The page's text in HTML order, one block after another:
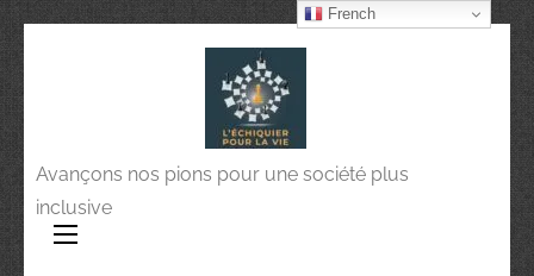
Avançons nos pions pour une société plus
inclusive
French